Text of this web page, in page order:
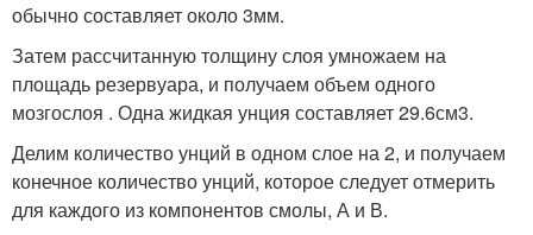
обычно составляет около 3мм.
Затем рассчитанную толщину слоя умножаем на
площадь резервуара, и получаем объем одного
мозгослоя . Одна жидкая унция составляет 29.6см3.
Делим количество унций в одном слое на 2, и получаем
конечное количество унций, которое следует отмерить
для каждого из компонентов смолы, А и В.